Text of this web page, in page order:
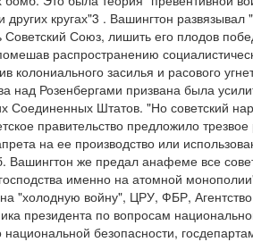
других кругах"3 . Вашингтон
Советский Союз, лишить его плодов
распространению
колониального засилья и расового
над Розенбергами призвана была
Соединенных Штатов. "Но советский
правительство предложило
на ее производство или
Вашингтон же предал анафеме все
именно на атомной
"холодную войну", ЦРУ, ФБР,
президента по вопросам
национальной безопасности,